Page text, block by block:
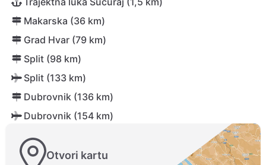
Makarska (36 km)
Grad Hvar (79 km)
Split (98 km)
Split (133 km)
Dubrovnik (136 km)
Dubrovnik (154 km)
Otvori kartu